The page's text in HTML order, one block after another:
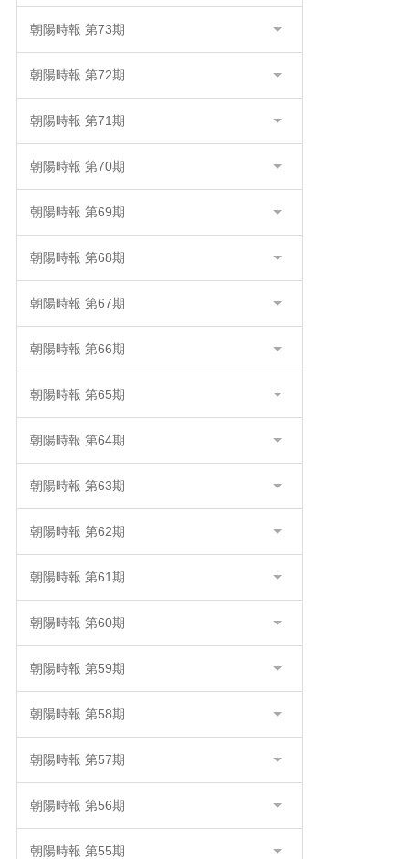
朝陽時報 第73期
朝陽時報 第72期
朝陽時報 第71期
朝陽時報 第70期
朝陽時報 第69期
朝陽時報 第68期
朝陽時報 第67期
朝陽時報 第66期
朝陽時報 第65期
朝陽時報 第64期
朝陽時報 第63期
朝陽時報 第62期
朝陽時報 第61期
朝陽時報 第60期
朝陽時報 第59期
朝陽時報 第58期
朝陽時報 第57期
朝陽時報 第56期
朝陽時報 第55期